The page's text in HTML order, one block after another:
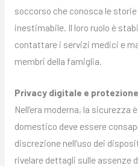
soccorso che conosca le
inestimabile. Il loro ruolo è
contattare i servizi medici e
membri della famiglia.
Privacy digitale e
Nell’era moderna, la sicurezza
domestico deve essere
discrezione nell’uso dei
rivelare dettagli sulle assenze